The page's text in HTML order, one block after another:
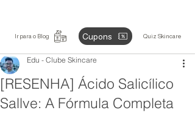
Ir para o Blog Cupons Quiz Skincare
[RESENHA] Ácido Salicílico
Sallve: A Fórmula Completa
Edu - Clube Skincare